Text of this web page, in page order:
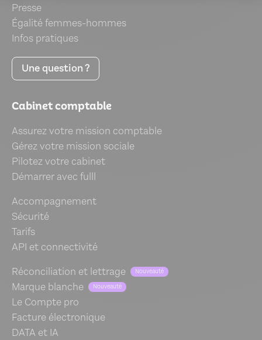
Presse
Égalité femmes-hommes
Infos pratiques
Une question ?
Cabinet comptable
Assurez votre mission comptable
Gérez votre mission sociale
Pilotez votre cabinet
Démarrer avec fulll
Accompagnement
Sécurité
Tarifs
API et connectivité
Réconciliation et lettrage
Nouveauté
Marque blanche Nouveauté
Le Compte pro
Facture électronique
DATA et IA